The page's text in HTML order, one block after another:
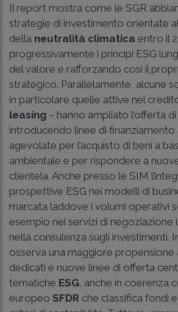
Il report mostra come le SGR
strategie di investimento orientate
della neutralità climatica entro il
progressivamente i principi ESG
del valore e rafforzando così il
strategico. Parallelamente, alcune
in particolare quelle attive nel
leasing – hanno ampliato l’offerta
introducendo linee di finanziamento
agevolate per l’acquisto di beni a
ambientale e per rispondere a
clientela. Anche presso le SIM
prospettive ESG nei modelli di
marcata laddove i volumi operativi
esempio nei servizi di
nella consulenza sugli investimenti.
osserva una maggiore propensione
dedicati e nuove linee di offerta
tematiche ESG , anche in coerenza
europeo SFDR che classifica fondi